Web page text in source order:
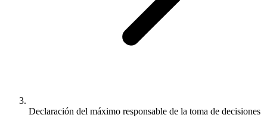
Declaración del máximo responsable de la toma de decisiones